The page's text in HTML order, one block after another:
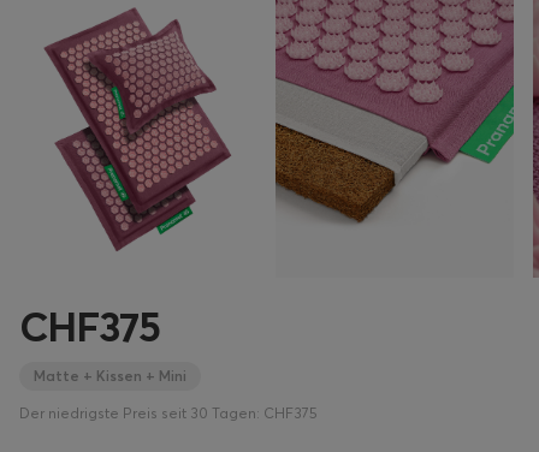
CHF375
Matte + Kissen + Mini
Der niedrigste Preis seit 30 Tagen: CHF375